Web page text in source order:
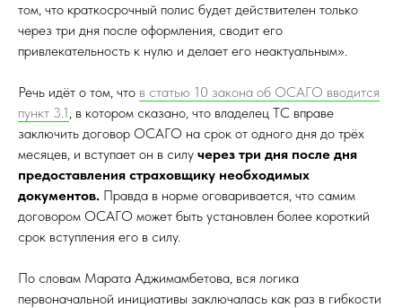
том, что краткосрочный полис будет действителен только
через три дня после оформления, сводит его
привлекательность к нулю и делает его неактуальным».
Речь идёт о том, что в статью 10 закона об ОСАГО вводится
пункт 3.1, в котором сказано, что владелец ТС вправе
заключить договор ОСАГО на срок от одного дня до трёх
месяцев, и вступает он в силу через три дня после дня
предоставления страховщику необходимых
документов. Правда в норме оговаривается, что самим
договором ОСАГО может быть установлен более короткий
срок вступления его в силу.
По словам Марата Аджимамбетова, вся логика
первоначальной инициативы заключалась как раз в гибкости